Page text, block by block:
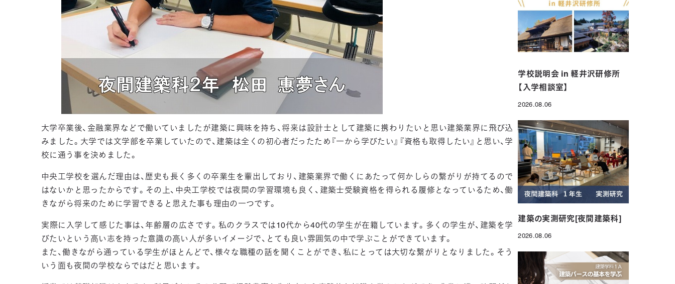
大学卒業後、金融業界などで働いていましたが建築に興味を持ち、将来は設計士として建築に携わりたいと思い建築業界に飛び込
みました。大学では文学部を卒業していたので、建築は全くの初心者だったため『一から学びたい』『資格も取得したい』と思い、学
校に通う事を決めました。
中央工学校を選んだ理由は、歴史も長く多くの卒業生を輩出しており、建築業界で働くにあたって何かしらの繋がりが持てるので
はないかと思ったからです。その上、中央工学校では夜間の学習環境も良く、建築士受験資格を得られる履修となっているため、働
きながら将来のために学習できると思えた事も理由の一つです。
実際に入学して感じた事は、年齢層の広さです。私のクラスでは10代から40代の学生が在籍しています。多くの学生が、建築を学
びたいという高い志を持った意識の高い人が多いイメージで、とても良い雰囲気の中で学ぶことができています。
また、働きながら通っている学生がほとんどで、様々な職種の話を聞くことができ、私にとっては大切な繋がりとなりました。そう
いう面も夜間の学校ならではだと思います。
学校説明会 in 軽井沢研修所
【入学相談室】
2026.08.06
建築の実測研究[夜間建築科]
2026.08.06